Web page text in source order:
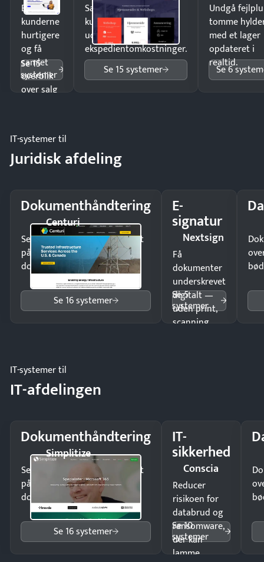
Ekspedér
kunderne
hurtigere
og få
samlet
overblik
over salg
Se 15
systemer
Sælg produkter 24/7 til
kunder i hele landet
uden
ekspedientomkostninger.
Se 15 systemer
Undgå
tomme
med et lager
opdateret i
realtid.
Se 6
IT-systemer til
Juridisk afdeling
Dokumenthåndtering
Centuri
Send kontrakter til underskrift
på minutter og mist ingen
dokumenter.
Se 16 systemer
E-
signatur
Nextsign
Få
dokumenter
underskrevet
digitalt —
uden print,
scanning
Se 5
systemer
IT-systemer til
IT-afdelingen
Dokumenthåndtering
Simplitize
Send kontrakter til underskrift
på minutter og mist ingen
dokumenter.
Se 16 systemer
IT-
sikkerhed
Conscia
Reducer
risikoen for
databrud og
ransomware,
der kan
lamme
Se 10
systemer